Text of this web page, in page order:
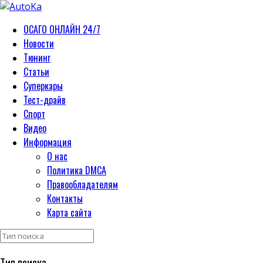
ОСАГО ОНЛАЙН 24/7
Новости
Тюнинг
Статьи
Суперкары
Тест-драйв
Спорт
Видео
Информация
О нас
Политика DMCA
Правообладателям
Контакты
Карта сайта